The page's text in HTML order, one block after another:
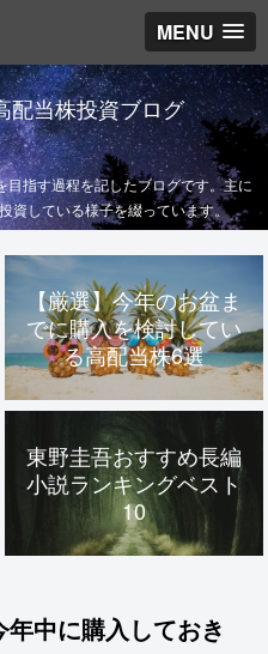
MENU
配当株投資ブログ
指す過程を記したブログです。主に
資している様子を綴っています。
【厳選】今年のお盆ま
でに購入を検討してい
る高配当株6選
東野圭吾おすすめ長編
小説ランキングベスト
10
年中に購入しておき